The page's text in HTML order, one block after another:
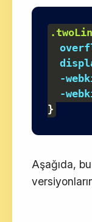
-
-
}
Aşağıda,